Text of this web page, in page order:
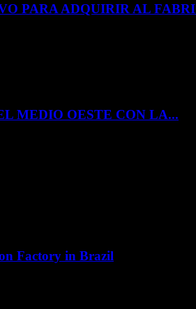
PARA ADQUIRIR AL
MEDIO OESTE CON LA...
Factory in Brazil